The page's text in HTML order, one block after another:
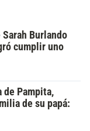
Burlando
cumplir uno
de Pampita,
de su papá: